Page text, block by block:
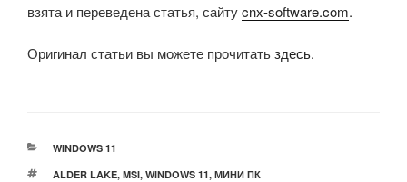
взята и переведена статья, сайтуcnx-software.com.
Оригинал статьи вы можете прочитатьздесь.
РУБРИКИ
WINDOWS 11
МЕТКИ
ALDER LAKE, MSI, WINDOWS 11, МИНИ ПК